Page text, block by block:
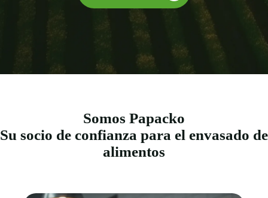
Somos Papacko
Su socio de confianza para el envasado de
alimentos